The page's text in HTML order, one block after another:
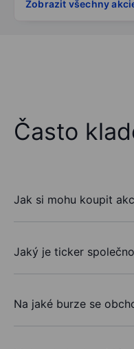
Zobrazit všechny
Často
Jak si mohu koupit
Jaký je ticker
Na jaké burze se